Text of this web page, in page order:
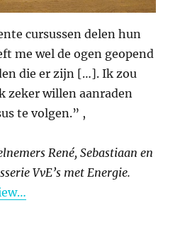
cursussen delen hun
me wel de ogen geopend
die er zijn […]. Ik zou
zeker willen aanraden
te volgen.” ,
René, Sebastiaan en
VvE’s met Energie.